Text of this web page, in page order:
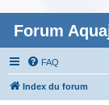
Forum
FAQ
Index du forum